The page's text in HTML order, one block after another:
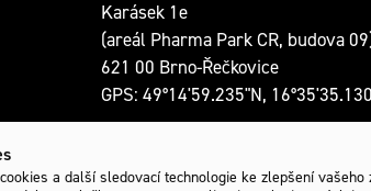
a další sledovací technologie ke zlepšení
Karásek 1e
(areál Pharma Park CR, budova
621 00 Brno-Řečkovice
GPS: 49°14'59.235"N,